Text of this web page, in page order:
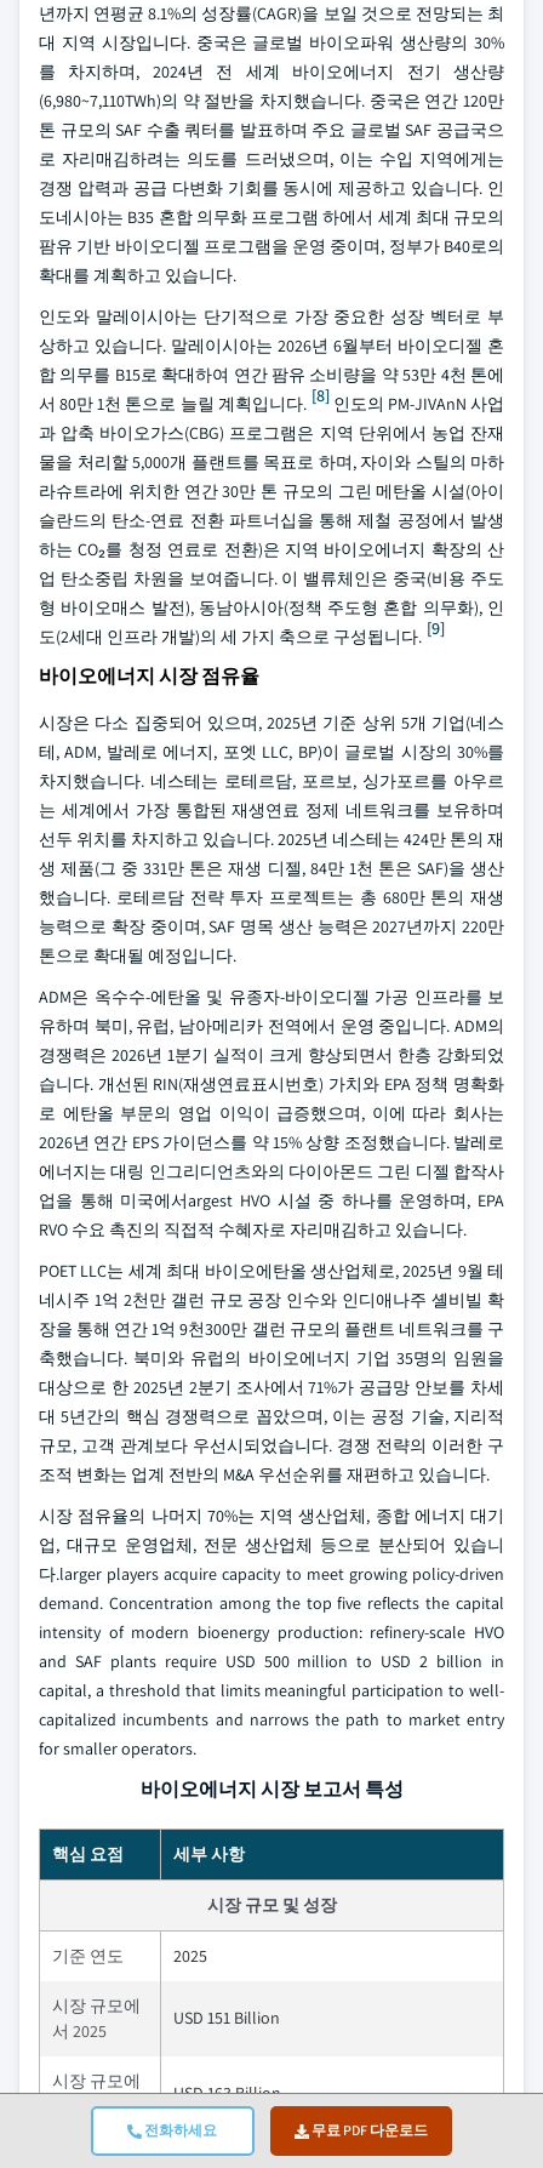
전화하세요 무료 PDF 다운로드
년까지 연평균 8.1%의 성장률(CAGR)을 보일 것으로 전망되는 최
대 지역 시장입니다. 중국은 글로벌 바이오파워 생산량의 30%
를 차지하며, 2024년 전 세계 바이오에너지 전기 생산량
(6,980~7,110TWh)의 약 절반을 차지했습니다. 중국은 연간 120만
톤 규모의 SAF 수출 쿼터를 발표하며 주요 글로벌 SAF 공급국으
로 자리매김하려는 의도를 드러냈으며, 이는 수입 지역에게는
경쟁 압력과 공급 다변화 기회를 동시에 제공하고 있습니다. 인
도네시아는 B35 혼합 의무화 프로그램 하에서 세계 최대 규모의
팜유 기반 바이오디젤 프로그램을 운영 중이며, 정부가 B40로의
확대를 계획하고 있습니다.
인도와 말레이시아는 단기적으로 가장 중요한 성장 벡터로 부
상하고 있습니다. 말레이시아는 2026년 6월부터 바이오디젤 혼
합 의무를 B15로 확대하여 연간 팜유 소비량을 약 53만 4천 톤에
서 80만 1천 톤으로 늘릴 계획입니다. [8]인도의 PM-JIVAnN 사업
과 압축 바이오가스(CBG) 프로그램은 지역 단위에서 농업 잔재
물을 처리할 5,000개 플랜트를 목표로 하며, 자이와 스틸의 마하
라슈트라에 위치한 연간 30만 톤 규모의 그린 메탄올 시설(아이
슬란드의 탄소-연료 전환 파트너십을 통해 제철 공정에서 발생
하는 CO₂를 청정 연료로 전환)은 지역 바이오에너지 확장의 산
업 탄소중립 차원을 보여줍니다. 이 밸류체인은 중국(비용 주도
형 바이오매스 발전), 동남아시아(정책 주도형 혼합 의무화), 인
도(2세대 인프라 개발)의 세 가지 축으로 구성됩니다. [9]
바이오에너지 시장 점유율
시장은 다소 집중되어 있으며, 2025년 기준 상위 5개 기업(네스
테, ADM, 발레로 에너지, 포엣 LLC, BP)이 글로벌 시장의 30%를
차지했습니다. 네스테는 로테르담, 포르보, 싱가포르를 아우르
는 세계에서 가장 통합된 재생연료 정제 네트워크를 보유하며
선두 위치를 차지하고 있습니다. 2025년 네스테는 424만 톤의 재
생 제품(그 중 331만 톤은 재생 디젤, 84만 1천 톤은 SAF)을 생산
했습니다. 로테르담 전략 투자 프로젝트는 총 680만 톤의 재생
능력으로 확장 중이며, SAF 명목 생산 능력은 2027년까지 220만
톤으로 확대될 예정입니다.
ADM은 옥수수-에탄올 및 유종자-바이오디젤 가공 인프라를 보
유하며 북미, 유럽, 남아메리카 전역에서 운영 중입니다. ADM의
경쟁력은 2026년 1분기 실적이 크게 향상되면서 한층 강화되었
습니다. 개선된 RIN(재생연료표시번호) 가치와 EPA 정책 명확화
로 에탄올 부문의 영업 이익이 급증했으며, 이에 따라 회사는
2026년 연간 EPS 가이던스를 약 15% 상향 조정했습니다. 발레로
에너지는 대링 인그리디언츠와의 다이아몬드 그린 디젤 합작사
업을 통해 미국에서argest HVO 시설 중 하나를 운영하며, EPA
RVO 수요 촉진의 직접적 수혜자로 자리매김하고 있습니다.
POET LLC는 세계 최대 바이오에탄올 생산업체로, 2025년 9월 테
네시주 1억 2천만 갤런 규모 공장 인수와 인디애나주 셸비빌 확
장을 통해 연간 1억 9천300만 갤런 규모의 플랜트 네트워크를 구
축했습니다. 북미와 유럽의 바이오에너지 기업 35명의 임원을
대상으로 한 2025년 2분기 조사에서 71%가 공급망 안보를 차세
대 5년간의 핵심 경쟁력으로 꼽았으며, 이는 공정 기술, 지리적
규모, 고객 관계보다 우선시되었습니다. 경쟁 전략의 이러한 구
조적 변화는 업계 전반의 M&A 우선순위를 재편하고 있습니다.
시장 점유율의 나머지 70%는 지역 생산업체, 종합 에너지 대기
업, 대규모 운영업체, 전문 생산업체 등으로 분산되어 있습니
다.larger players acquire capacity to meet growing policy-driven
demand. Concentration among the top five reflects the capital
intensity of modern bioenergy production: refinery-scale HVO
and SAF plants require USD 500 million to USD 2 billion in
capital, a threshold that limits meaningful participation to well-
capitalized incumbents and narrows the path to market entry
for smaller operators.
바이오에너지 시장 보고서 특성
핵심 요점 세부 사항
시장 규모 및 성장
기준 연도 2025
시장 규모에
서 2025
USD 151 Billion
시장 규모에
서 2026
USD 163 Billion
예측 기간